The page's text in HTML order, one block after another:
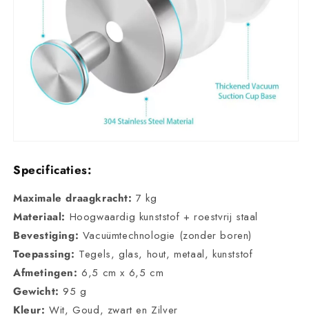
Specificaties:
Maximale draagkracht: 7 kg
Materiaal: Hoogwaardig kunststof + roestvrij staal
Bevestiging: Vacuümtechnologie (zonder boren)
Toepassing: Tegels, glas, hout, metaal, kunststof
Afmetingen: 6,5 cm x 6,5 cm
Gewicht:95 g
Kleur:Wit, Goud, zwart en Zilver